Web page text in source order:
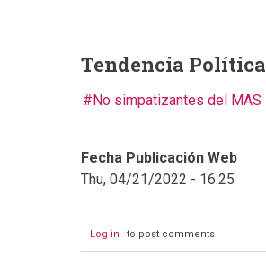
Tendencia Política
No simpatizantes del MAS
Fecha Publicación Web
Thu, 04/21/2022 - 16:25
Log in to post comments